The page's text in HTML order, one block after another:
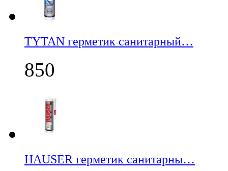
TYTAN герметик санитарный…
850
НАUSER герметик санитарны…